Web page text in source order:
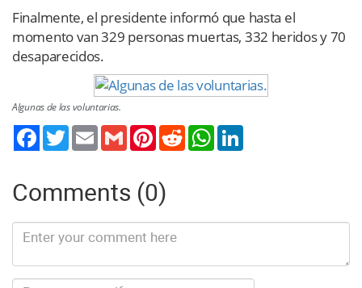
Finalmente, el presidente informó que hasta el
momento van 329 personas muertas, 332 heridos y 70
desaparecidos.
Algunas de las voluntarias.
TwitterEmail Gmail PinterestReddit WhatsApp
Comments (0)